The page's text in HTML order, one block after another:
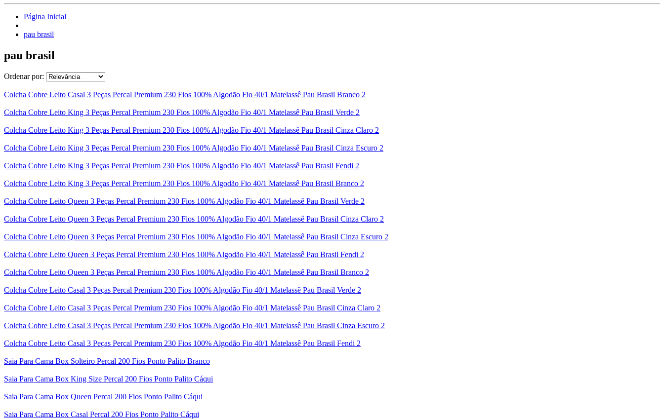
Página Inicial
pau brasil
pau brasil
Ordenar por:
Colcha Cobre Leito Casal 3 Peças Percal Premium 230 Fios 100% Algodão Fio 40/1 Matelassê Pau Brasil Branco 2
Colcha Cobre Leito King 3 Peças Percal Premium 230 Fios 100% Algodão Fio 40/1 Matelassê Pau Brasil Verde 2
Colcha Cobre Leito King 3 Peças Percal Premium 230 Fios 100% Algodão Fio 40/1 Matelassê Pau Brasil Cinza Claro 2
Colcha Cobre Leito King 3 Peças Percal Premium 230 Fios 100% Algodão Fio 40/1 Matelassê Pau Brasil Cinza Escuro 2
Colcha Cobre Leito King 3 Peças Percal Premium 230 Fios 100% Algodão Fio 40/1 Matelassê Pau Brasil Fendi 2
Colcha Cobre Leito King 3 Peças Percal Premium 230 Fios 100% Algodão Fio 40/1 Matelassê Pau Brasil Branco 2
Colcha Cobre Leito Queen 3 Peças Percal Premium 230 Fios 100% Algodão Fio 40/1 Matelassê Pau Brasil Verde 2
Colcha Cobre Leito Queen 3 Peças Percal Premium 230 Fios 100% Algodão Fio 40/1 Matelassê Pau Brasil Cinza Claro 2
Colcha Cobre Leito Queen 3 Peças Percal Premium 230 Fios 100% Algodão Fio 40/1 Matelassê Pau Brasil Cinza Escuro 2
Colcha Cobre Leito Queen 3 Peças Percal Premium 230 Fios 100% Algodão Fio 40/1 Matelassê Pau Brasil Fendi 2
Colcha Cobre Leito Queen 3 Peças Percal Premium 230 Fios 100% Algodão Fio 40/1 Matelassê Pau Brasil Branco 2
Colcha Cobre Leito Casal 3 Peças Percal Premium 230 Fios 100% Algodão Fio 40/1 Matelassê Pau Brasil Verde 2
Colcha Cobre Leito Casal 3 Peças Percal Premium 230 Fios 100% Algodão Fio 40/1 Matelassê Pau Brasil Cinza Claro 2
Colcha Cobre Leito Casal 3 Peças Percal Premium 230 Fios 100% Algodão Fio 40/1 Matelassê Pau Brasil Cinza Escuro 2
Colcha Cobre Leito Casal 3 Peças Percal Premium 230 Fios 100% Algodão Fio 40/1 Matelassê Pau Brasil Fendi 2
Saia Para Cama Box Solteiro Percal 200 Fios Ponto Palito Branco
Saia Para Cama Box King Size Percal 200 Fios Ponto Palito Cáqui
Saia Para Cama Box Queen Percal 200 Fios Ponto Palito Cáqui
Saia Para Cama Box Casal Percal 200 Fios Ponto Palito Cáqui